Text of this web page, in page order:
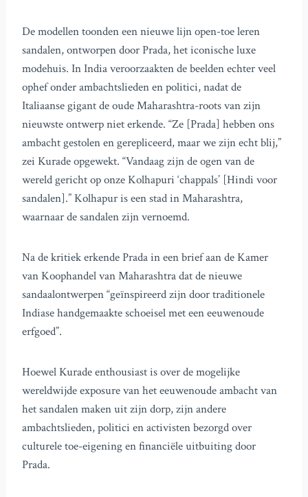
De modellen toonden een nieuwe lijn open-toe leren
sandalen, ontworpen door Prada, het iconische luxe
modehuis. In India veroorzaakten de beelden echter veel
ophef onder ambachtslieden en politici, nadat de
Italiaanse gigant de oude Maharashtra-roots van zijn
nieuwste ontwerp niet erkende. “Ze [Prada] hebben ons
ambacht gestolen en gerepliceerd, maar we zijn echt blij,”
zei Kurade opgewekt. “Vandaag zijn de ogen van de
wereld gericht op onze Kolhapuri ‘chappals’ [Hindi voor
sandalen].” Kolhapur is een stad in Maharashtra,
waarnaar de sandalen zijn vernoemd.
Na de kritiek erkende Prada in een brief aan de Kamer
van Koophandel van Maharashtra dat de nieuwe
sandaalontwerpen “geïnspireerd zijn door traditionele
Indiase handgemaakte schoeisel met een eeuwenoude
erfgoed”.
Hoewel Kurade enthousiast is over de mogelijke
wereldwijde exposure van het eeuwenoude ambacht van
het sandalen maken uit zijn dorp, zijn andere
ambachtslieden, politici en activisten bezorgd over
culturele toe-eigening en financiële uitbuiting door
Prada.